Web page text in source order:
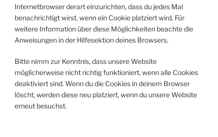
Internetbrowser derart einzurichten, dass du jedes Mal
benachrichtigt wirst, wenn ein Cookie platziert wird. Für
weitere Information über diese Möglichkeiten beachte die
Anweisungen in der Hilfesektion deines Browsers.
Bitte nimm zur Kenntnis, dass unsere Website
möglicherweise nicht richtig funktioniert, wenn alle Cookies
deaktiviert sind. Wenn du die Cookies in deinem Browser
löscht, werden diese neu platziert, wenn du unsere Website
erneut besuchst.